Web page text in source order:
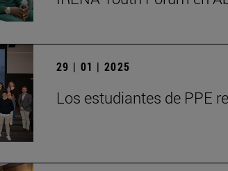
29 | 01 | 2025
Los estudiantes de PPE